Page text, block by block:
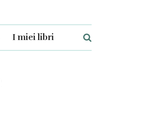
I miei libri